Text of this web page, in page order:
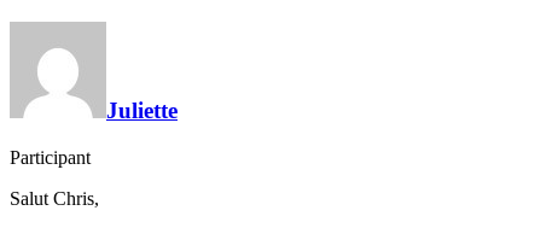
Juliette
Participant
Salut Chris,